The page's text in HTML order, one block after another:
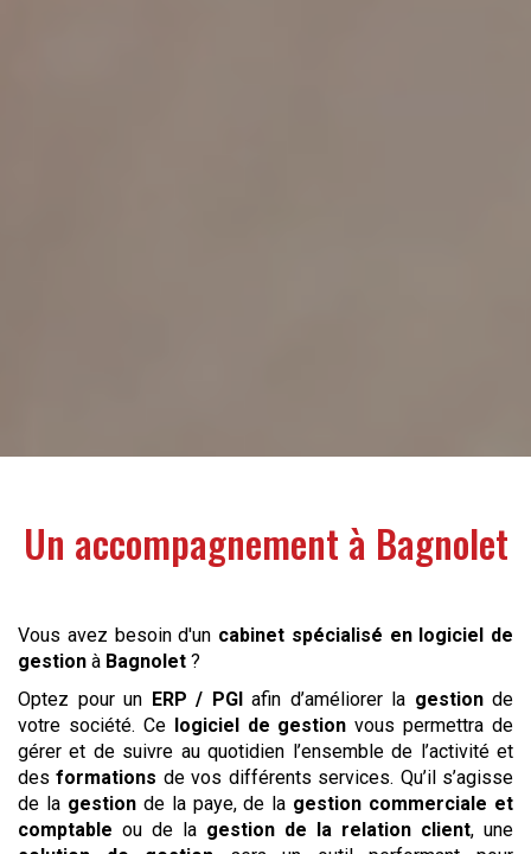
Un accompagnement à Bagnolet
Vous avez besoin d'un cabinet spécialisé en logiciel de
gestion à Bagnolet ?
Optez pour un ERP / PGIafin d’améliorer la gestionde
votre société. Ce logiciel de gestion vous permettra de
gérer et de suivre au quotidien l’ensemble de l’activité et
desformations de vos différents services. Qu’il s’agisse
de la gestionde la paye, de la gestion commerciale et
comptable ou de la gestion de la relation client, une